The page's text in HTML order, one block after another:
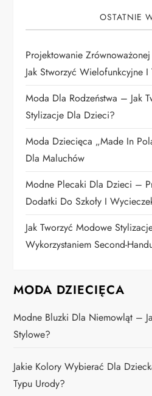
a
w
p
i
s
u
OSTATNIE
Projektowanie
Jak Stworzyć Wielofunkcyjne I
Moda Dla Rodzeństwa – Jak
Stylizacje Dla Dzieci?
Moda Dziecięca „Made In
Dla Maluchów
Modne Plecaki Dla Dzieci –
Dodatki Do Szkoły I
Jak Tworzyć Modowe
Wykorzystaniem Second-
MODA DZIECIĘCA
Modne Bluzki Dla Niemowląt –
Stylowe?
Jakie Kolory Wybierać Dla
Typu Urody?